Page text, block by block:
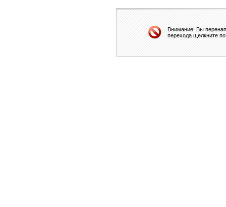
Внимание! Вы
перехода щелкните